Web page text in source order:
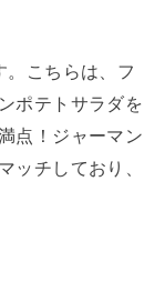
。こちらは、フ
ポテトサラダを
点！ジャーマン
ッチしており、